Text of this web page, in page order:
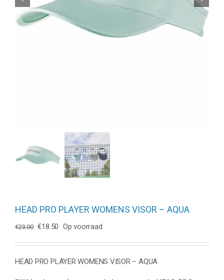
HEAD PRO PLAYER WOMENS VISOR – AQUA
€23.00 Oorspronkelijke
was:
€23.00.
€18.50 Huidige
is:
€18.50.
Op voorraad
HEAD PRO PLAYER WOMENS VISOR – AQUA